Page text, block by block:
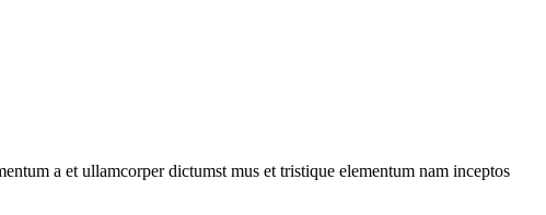
a et ullamcorper dictumst mus et tristique elementum nam inceptos